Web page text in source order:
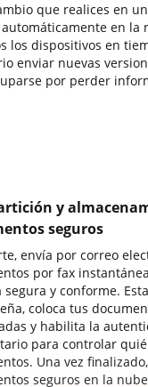
que realices en
en la
los dispositivos en
enviar nuevas
por perder
y
seguros
envía por correo
por fax
segura y conforme.
coloca tus
y habilita la
para controlar
Una vez
seguros en la